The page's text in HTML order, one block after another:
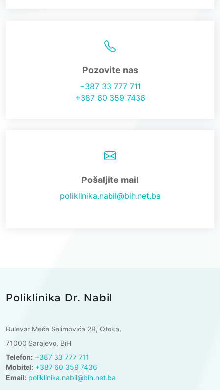
Pozovite nas
+387 33 777 711
+387 60 359 7436
Pošaljite mail
poliklinika.nabil@bih.net.ba
Poliklinika Dr. Nabil
Bulevar Meše Selimovića 2B, Otoka,
71000 Sarajevo, BiH
Telefon: +387 33 777 711
Mobitel: +387 60 359 7436
Email: poliklinika.nabil@bih.net.ba